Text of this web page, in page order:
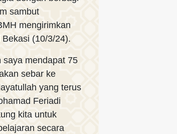
sambut
mengirimkan
(10/3/24).
saya mendapat 75
sebar ke
yang terus
Feriadi
kita untuk
secara